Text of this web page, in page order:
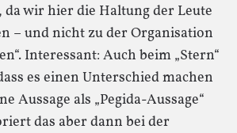
wir hier die Haltung der Leute
– und nicht zu der Organisation
Interessant: Auch beim „Stern“
es einen Unterschied machen
Aussage als „Pegida-Aussage“
das aber dann bei der